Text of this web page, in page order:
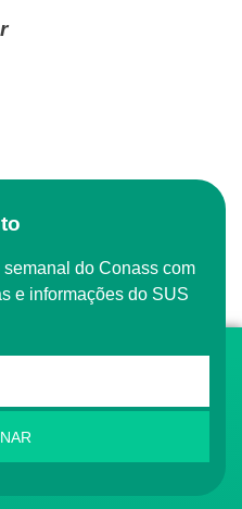
e informações do SUS